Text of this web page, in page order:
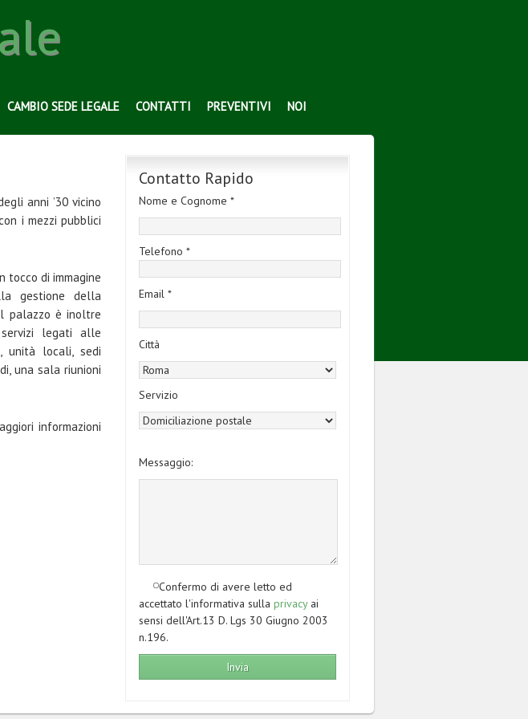
CAMBIO SEDE LEGALE CONTATTI PREVENTIVI NOI
anni ’30 vicino
i mezzi pubblici
tocco di immagine
gestione della
palazzo è inoltre
legati alle
unità locali, sedi
una sala riunioni
informazioni
Contatto Rapido
Nome e Cognome *
Telefono *
Email *
Città
Servizio
Messaggio:
Confermo di avere letto ed
accettato l'informativa sulla privacyai
sensi dell'Art.13 D. Lgs 30 Giugno 2003
n.196.